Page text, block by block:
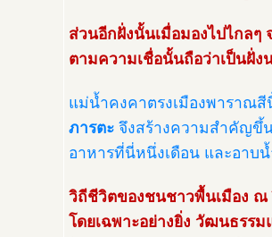
ส่วนอีกฝั่งนั้นเมื่อมองไปไกลๆ
ตามความเชื่อนั้นถือว่าเป็นฝั่ง
แม่น้ำคงคาตรงเมืองพาราณ
ภารตะ จึงสร้างความสำคัญขึ้
อาหารที่นี่หนึ่งเดือน และอาบ
วิถีชีวิตของชนชาวพื้นเมือง ณ
โดยเฉพาะอย่างยิ่ง วัฒนธรร